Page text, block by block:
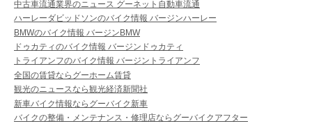
中古車流通業界のニュース グーネット自動車流通
ハーレーダビッドソンのバイク情報 バージンハーレー
BMWのバイク情報 バージンBMW
ドゥカティのバイク情報 バージンドゥカティ
トライアンフのバイク情報 バージントライアンフ
全国の賃貸ならグーホーム賃貸
観光のニュースなら観光経済新聞社
新車バイク情報ならグーバイク新車
バイクの整備・メンテナンス・修理店ならグーバイクアフター